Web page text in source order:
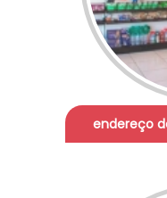
endereço